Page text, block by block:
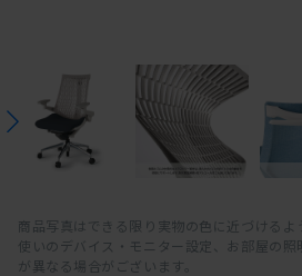
商品写真はできる限り実物の色に近づける
使いのデバイス・モニター設定、お部屋の
が異なる場合がございます。